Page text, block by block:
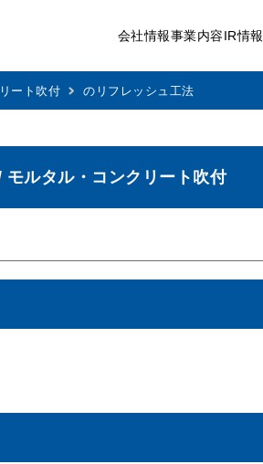
会社情報事業内容IR情報
ート吹付 のリフレッシュ工法
ルタル・コンクリート吹付